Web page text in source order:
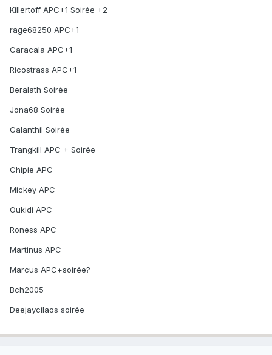
Killertoff APC+1 Soirée +2
rage68250 APC+1
Caracala APC+1
Ricostrass APC+1
Beralath Soirée
Jona68 Soirée
Galanthil Soirée
Trangkill APC + Soirée
Chipie APC
Mickey APC
Oukidi APC
Roness APC
Martinus APC
Marcus APC+soirée?
Bch2005
Deejaycilaos soirée